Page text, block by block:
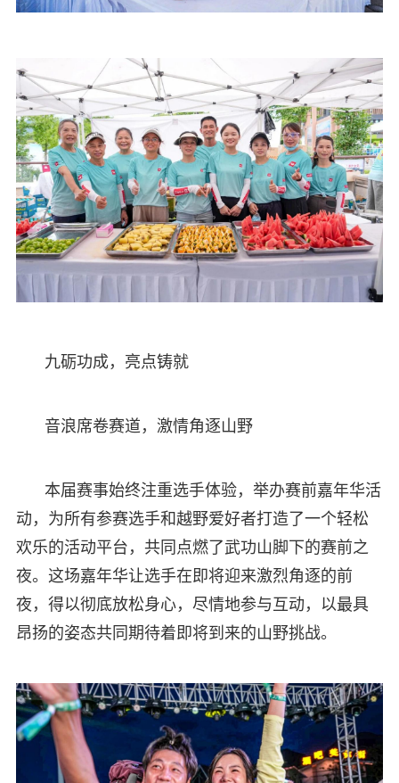
九砺功成，亮点铸就
音浪席卷赛道，激情角逐山野
本届赛事始终注重选手体验，举办赛前嘉年华活
动，为所有参赛选手和越野爱好者打造了一个轻松
欢乐的活动平台，共同点燃了武功山脚下的赛前之
夜。这场嘉年华让选手在即将迎来激烈角逐的前
夜，得以彻底放松身心，尽情地参与互动，以最具
昂扬的姿态共同期待着即将到来的山野挑战。